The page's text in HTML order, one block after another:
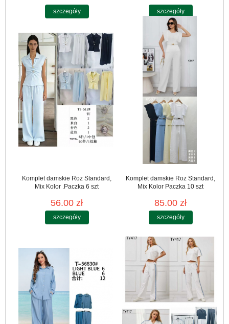
szczegóły szczegóły
Komplet damskie Roz Standard,
Mix Kolor .Paczka 6 szt
56.00 zł
szczegóły
Komplet damskie Roz Standard,
Mix Kolor Paczka 10 szt
85.00 zł
szczegóły